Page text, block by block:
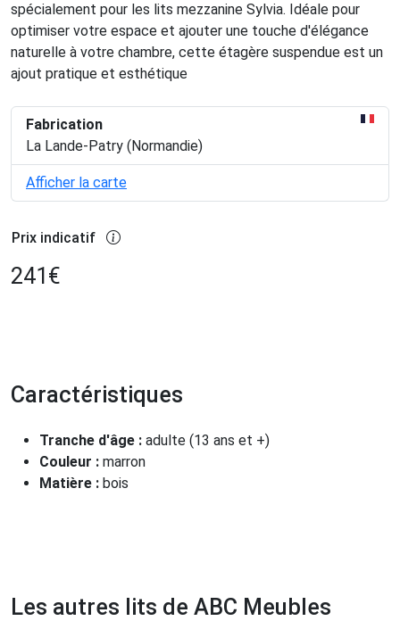
spécialement pour les lits mezzanine Sylvia. Idéale pour
optimiser votre espace et ajouter une touche d'élégance
naturelle à votre chambre, cette étagère suspendue est un
ajout pratique et esthétique
Fabrication
La Lande-Patry (Normandie)
Afficher la carte
Prix indicatif
241 €
Caractéristiques
Tranche d'âge : adulte (13 ans et +)
Couleur : marron
Matière : bois
Les autres lits de ABC Meubles